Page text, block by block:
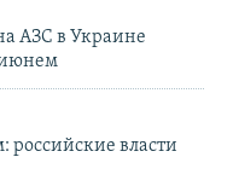
АЗС в Украине
июнем
российские власти